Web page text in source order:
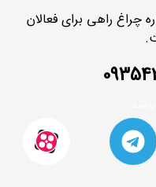
چراغ راهی برای فعالان